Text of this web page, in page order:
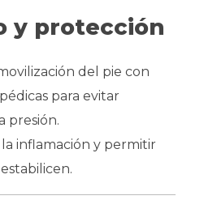
y protección
del pie con
para evitar
presión.
inflamación y permitir